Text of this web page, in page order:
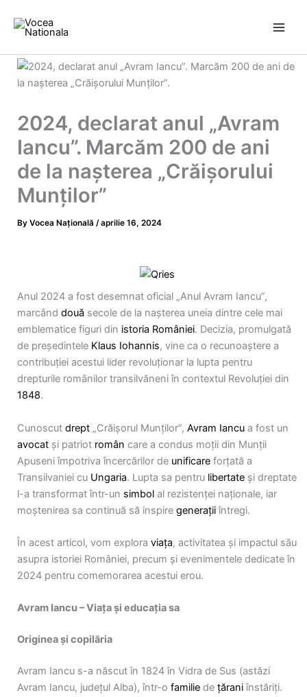
content
2024, declarat anul „Avram
Iancu”. Marcăm 200 de ani
de la nașterea „Crăișorului
Munților”
By Vocea Națională /aprilie 16, 2024
Anul 2024 a fost desemnat oficial „Anul Avram Iancu”,
marcând două secole de la nașterea uneia dintre cele mai
emblematice figuri din istoria României. Decizia, promulgată
de președintele Klaus Iohannis, vine ca o recunoaștere a
contribuției acestui lider revoluționar la lupta pentru
drepturile românilor transilvăneni în contextul Revoluției din
1848.
Cunoscut drept „Crăișorul Munților”, Avram Iancu a fost un
avocat și patriot român care a condus moții din Munții
Apuseni împotriva încercărilor de unificare forțată a
Transilvaniei cu Ungaria. Lupta sa pentru libertate și dreptate
l-a transformat într-un simbol al rezistenței naționale, iar
moștenirea sa continuă să inspire generații întregi.
În acest articol, vom explora viața, activitatea și impactul său
asupra istoriei României, precum și evenimentele dedicate în
2024 pentru comemorarea acestui erou.
Avram Iancu – Viața și educația sa
Originea și copilăria
Avram Iancu s-a născut în 1824 în Vidra de Sus (astăzi
Avram Iancu, județul Alba), într-o familie de țărani înstăriți.